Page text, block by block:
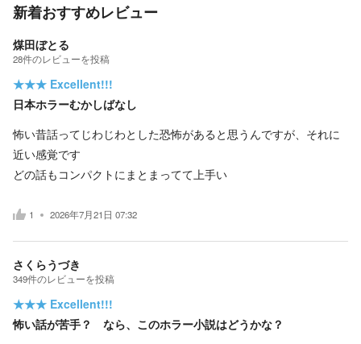
新着おすすめレビュー
煤田ぼとる
28件のレビューを投稿
★★★ Excellent!!!
日本ホラーむかしばなし
怖い昔話ってじわじわとした恐怖があると思うんですが、それに
近い感覚です
どの話もコンパクトにまとまってて上手い
1 2026年7月21日 07:32
さくらうづき
349件のレビューを投稿
★★★ Excellent!!!
怖い話が苦手？ なら、このホラー小説はどうかな？